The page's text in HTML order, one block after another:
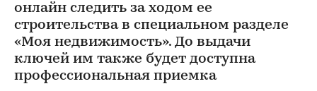
онлайн следить за ходом ее
строительства в специальном разделе
«Моя недвижимость». До выдачи
ключей им также будет доступна
профессиональная приемка